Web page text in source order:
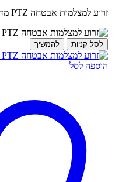
זרוע למצלמות אבטחה PTZ מדגם UNI-RMB1 של SONY
לסל קניות להמשיך
הוספה לסל